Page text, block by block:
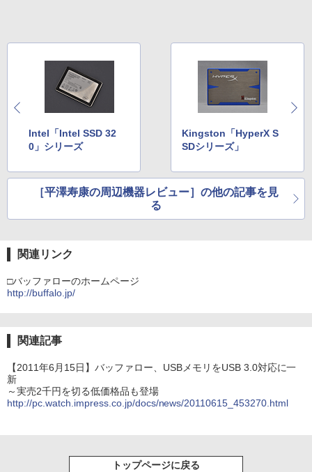
Intel「Intel SSD 32
0」シリーズ
Kingston「HyperX S
SDシリーズ」
［平澤寿康の周辺機器レビュー］の他の記事を見
る
関連リンク
□バッファローのホームページ
http://buffalo.jp/
関連記事
【2011年6月15日】バッファロー、USBメモリをUSB 3.0対応に一
新
～実売2千円を切る低価格品も登場
http://pc.watch.impress.co.jp/docs/news/20110615_453270.html
トップページに戻る